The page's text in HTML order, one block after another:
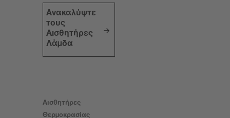
Ανακαλύψτε
τους
Αισθητήρες
Λάμδα
Αισθητήρες
Θερμοκρασίας